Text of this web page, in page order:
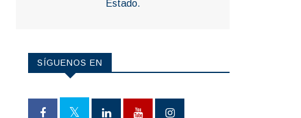
Estado.
SÍGUENOS EN